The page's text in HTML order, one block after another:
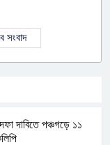
সংবাদ
দাবিতে পঞ্চগড়ে ১১